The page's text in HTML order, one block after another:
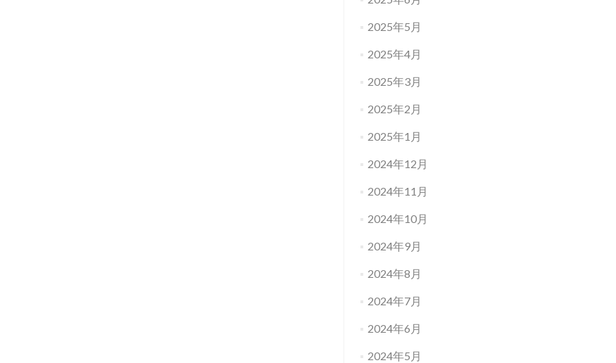
2025年5月
2025年4月
2025年3月
2025年2月
2025年1月
2024年12月
2024年11月
2024年10月
2024年9月
2024年8月
2024年7月
2024年6月
2024年5月